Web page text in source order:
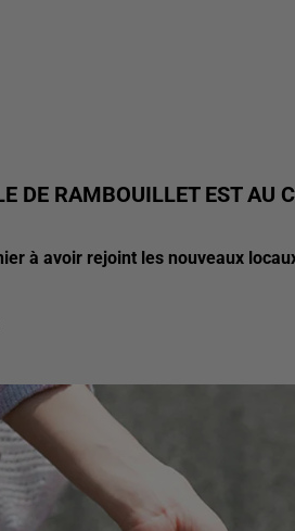
DE RAMBOUILLET EST AU
à avoir rejoint les nouveaux